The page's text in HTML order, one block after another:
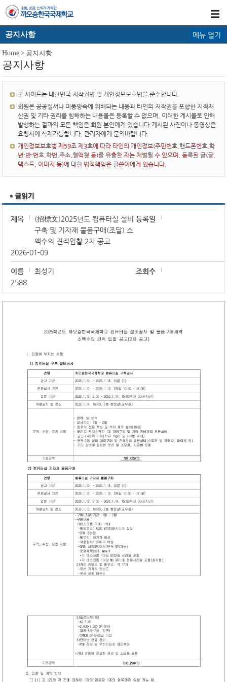
공지사항 메뉴 열기
Home > 공지사항
공지사항
본 사이트는 대한민국 저작권법 및 개인정보보호법을 준수합니다.
회원은 공공질서나 미풍양속에 위배되는 내용과 타인의 저작권을 포함한 지적재
산권 및 기타 권리를 침해하는 내용물은 등록할 수 없으며, 이러한 게시물로 인해
발생하는 결과의 모든 책임은 회원 본인에게 있습니다.게시된 사진이나 동영상은
요청시에 삭제가능합니다. 관리자에게 문의바랍니다.
개인정보보호법 제59조 제3호에 따라 타인의 개인정보(주민번호,핸드폰번호,학
년-반-번호,학번,주소,혈액형 등)를 유출한 자는 처벌될 수 있으며, 등록된 글(글,
텍스트, 이미지 등)에 대한 법적책임은 글쓴이에게 있습니다.
제목
(招標文)2025년도 컴퓨터실 설비
구축 및 기자재 물품구매(조달) 소
액수의 견적입찰 2차 공고
등록일
2026-01-09
이름 최성기
조회수
2588